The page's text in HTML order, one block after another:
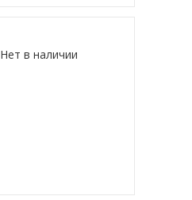
Нет в наличии